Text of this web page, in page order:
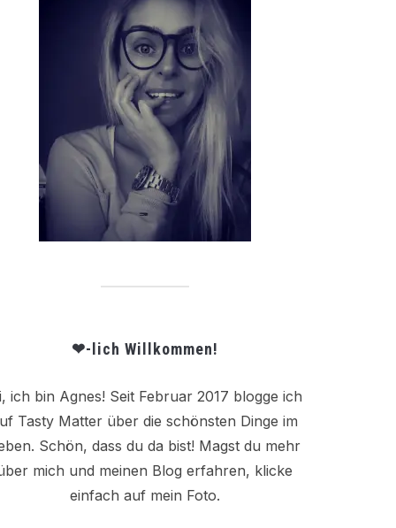
❤-lich Willkommen!
ich bin Agnes! Seit Februar 2017 blogge ich
Tasty Matter über die schönsten Dinge im
Schön, dass du da bist! Magst du mehr
mich und meinen Blog erfahren, klicke
einfach auf mein Foto.